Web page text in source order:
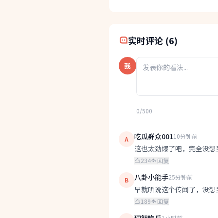
实时评论 (6)
我
0/500
A 吃瓜群众00110分钟前
这也太劲爆了吧，完全没想
234 回复
B 八卦小能手25分钟前
早就听说这个传闻了，没想
189 回复